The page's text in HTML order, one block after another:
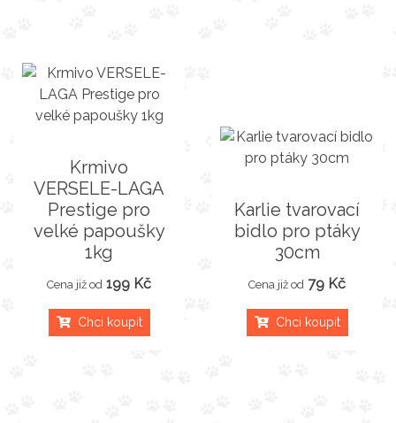
Krmivo
VERSELE-LAGA
Prestige pro
velké papoušky
1kg
Cena již od 199 Kč
Chci koupit
Karlie tvarovací
bidlo pro ptáky
30cm
Cena již od 79 Kč
Chci koupit